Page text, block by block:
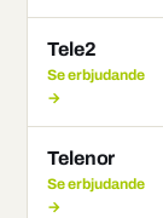
Tele2
Se erbjudande
→
Telenor
Se erbjudande
→